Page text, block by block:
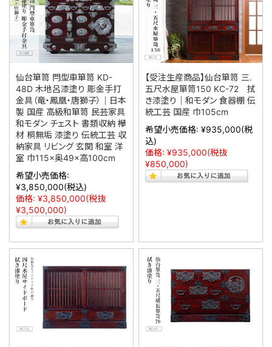
仙台箪笥 閂型車箪笥 KD-
48D 木地呂漆塗り 彫金手打
金具（竜・鳳凰・唐獅子）｜日本
製 国産 高級和箪笥 民芸家具
和モダン チェスト 書類収納 欅
材 桐無垢 漆塗り 伝統工芸 収
納家具 リビング 玄関 和室 洋
室 巾115×奥49×高100cm
希望小売価格:
¥3,850,000(税込)
価格: ¥3,850,000(税抜
¥3,500,000)
【受注生産商品】仙台箪笥 三.
五尺水屋箪笥150 KC-72 拭
き漆塗り｜和モダン 食器棚 伝
統工芸 国産 巾105cm
希望小売価格: ¥935,000(税
込)
価格: ¥935,000(税抜
¥850,000)